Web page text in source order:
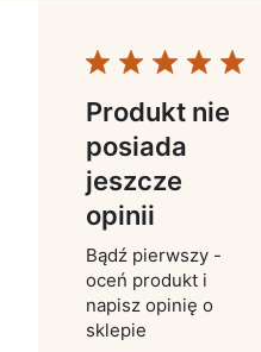
Produkt nie
posiada
jeszcze
opinii
Bądź pierwszy -
oceń produkt i
napisz opinię o
sklepie